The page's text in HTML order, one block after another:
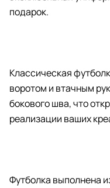
подарок.
Классическая
воротом и втачным
бокового шва, что
реализации ваших
Футболка выполнена